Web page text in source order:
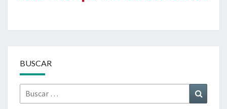
BUSCAR
Buscar
por: